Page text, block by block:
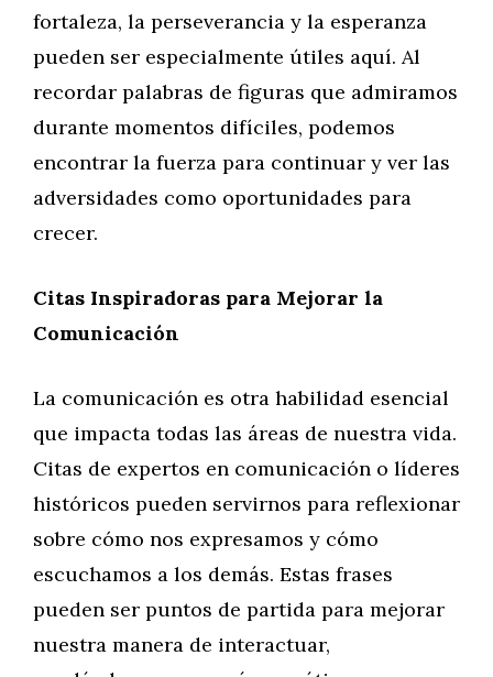
fortaleza, la perseverancia y la esperanza
pueden ser especialmente útiles aquí. Al
recordar palabras de figuras que admiramos
durante momentos difíciles, podemos
encontrar la fuerza para continuar y ver las
adversidades como oportunidades para
crecer.
Citas Inspiradoras para Mejorar la
Comunicación
La comunicación es otra habilidad esencial
que impacta todas las áreas de nuestra vida.
Citas de expertos en comunicación o líderes
históricos pueden servirnos para reflexionar
sobre cómo nos expresamos y cómo
escuchamos a los demás. Estas frases
pueden ser puntos de partida para mejorar
nuestra manera de interactuar,